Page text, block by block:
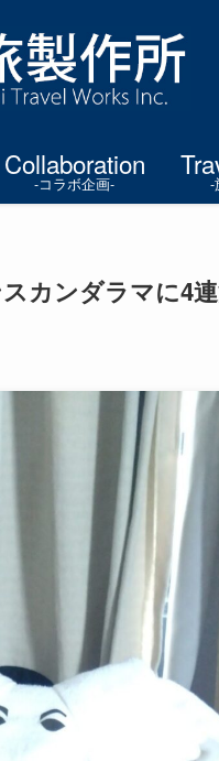
Collaboration
-コラボ企画- -
カンダラマに4